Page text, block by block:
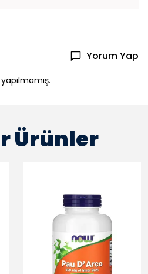
Yorum Yap
Ürünler